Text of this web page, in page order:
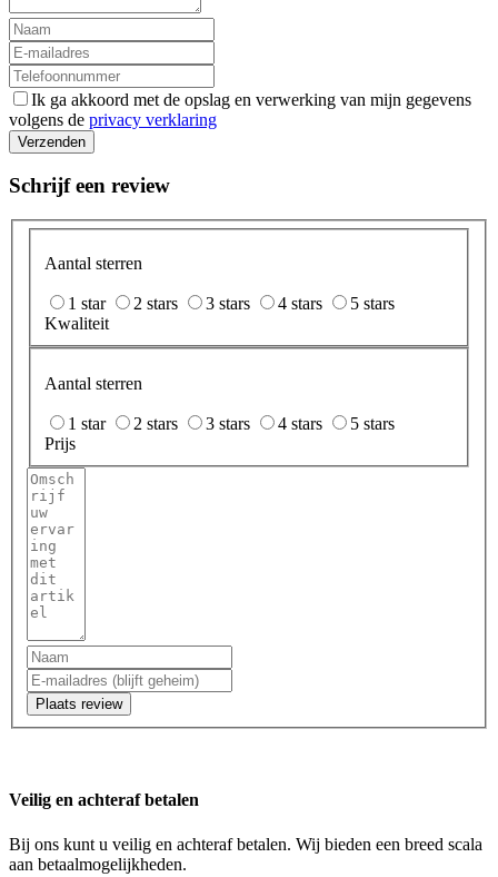
Ik ga akkoord met de opslag en verwerking van mijn gegevens
volgens de privacy verklaring
Verzenden
Schrijf een review
Aantal sterren
1 star 2 stars 3 stars 4 stars
5 stars
Kwaliteit
Aantal sterren
1 star 2 stars 3 stars 4 stars
5 stars
Prijs
Plaats review
Veilig en achteraf betalen
Bij ons kunt u veilig en achteraf betalen. Wij bieden een breed scala
aan betaalmogelijkheden.